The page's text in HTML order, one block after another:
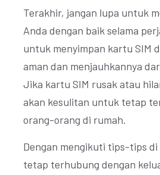
Terakhir, jangan lupa untuk
Anda dengan baik selama
untuk menyimpan kartu SIM
aman dan menjauhkannya
Jika kartu SIM rusak atau
akan kesulitan untuk tetap
orang-orang di rumah.
Dengan mengikuti tips-tips di
tetap terhubung dengan